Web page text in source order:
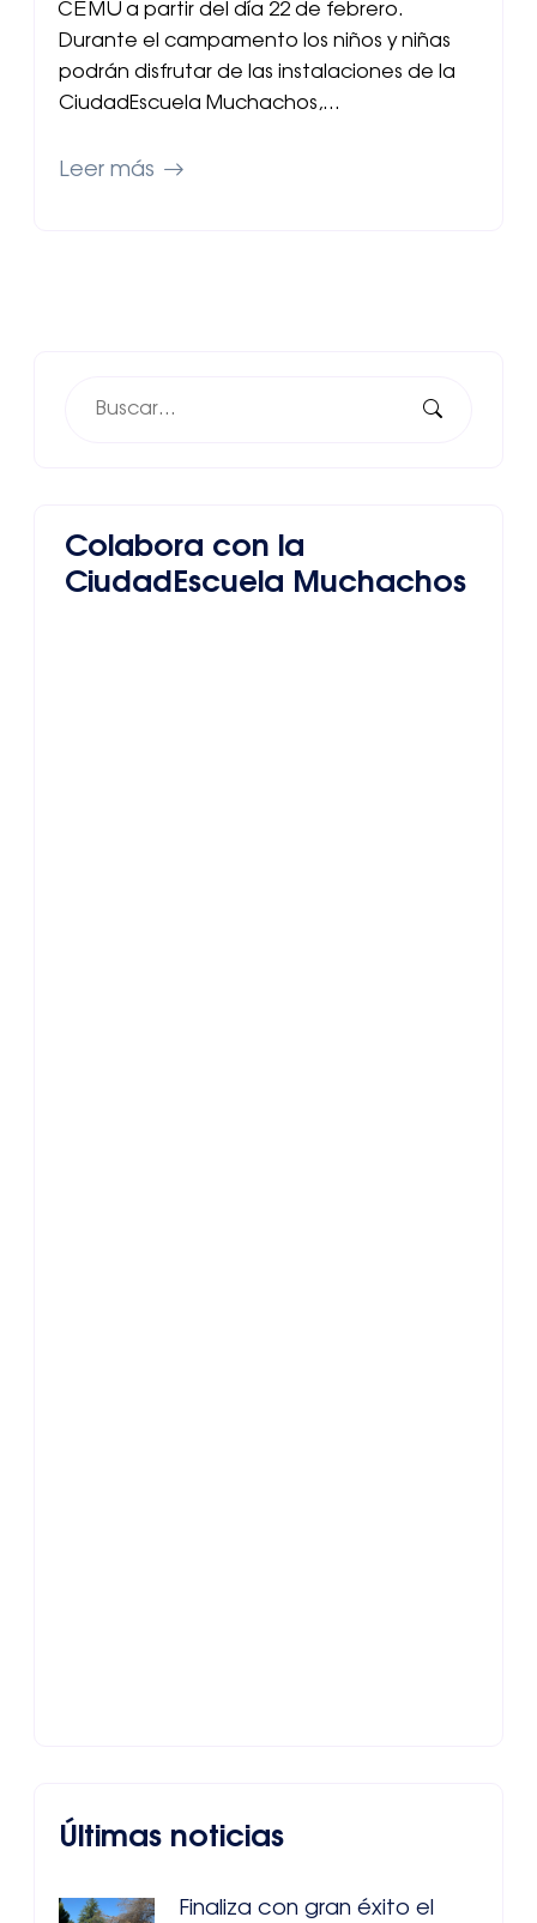
CEMU a partir del día 22 de febrero.
Durante el campamento los niños y niñas
podrán disfrutar de las instalaciones de la
CiudadEscuela Muchachos,…
Leer más
Colabora con la
CiudadEscuela Muchachos
Últimas noticias
Finaliza con gran éxito el